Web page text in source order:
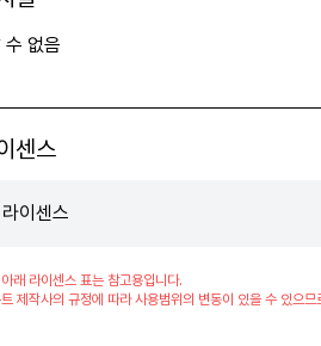
수 없음
센스
라이센스
래 라이센스 표는 참고용입니다.
제작사의 규정에 따라 사용범위의 변동이 있을 수 있으